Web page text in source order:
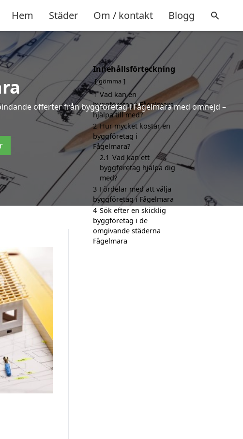
Hem Städer Om / kontakt Blogg
offerter från byggföretag i Fågelmara med omnejd –
Innehållsförteckning
gömma
1 Vad kan en
byggföretag i Fågelmara
hjälpa till med?
2 Hur mycket kostar en
byggföretag i
Fågelmara?
2.1 Vad kan ett
byggföretag hjälpa dig
med?
3 Fördelar med att välja
byggföretag i Fågelmara
4 Sök efter en skicklig
byggföretag i de
omgivande städerna
Fågelmara